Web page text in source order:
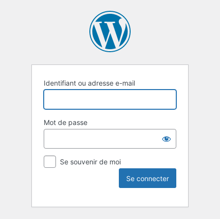
Identifiant ou adresse e-mail
Mot de passe
Se souvenir de moi